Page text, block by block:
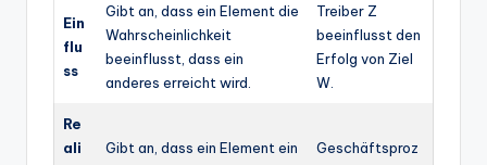
Ein
flu
ss
Gibt an, dass ein Element die
Wahrscheinlichkeit
beeinflusst, dass ein
anderes erreicht wird.
Treiber Z
beeinflusst den
Erfolg von Ziel
W.
Re
ali
Gibt an, dass ein Element ein
Geschäftsproz